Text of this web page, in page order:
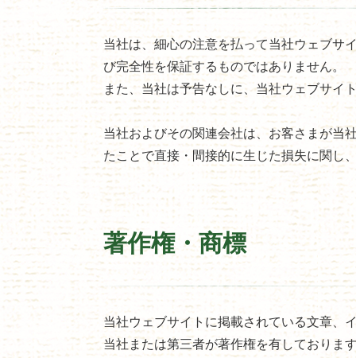
当社は、細心の注意を払って当社ウェブサ
び完全性を保証するものではありません。
また、当社は予告なしに、当社ウェブサイ
当社およびその関連会社は、お客さまが当
たことで直接・間接的に生じた損失に関し
著作権・商標
当社ウェブサイトに掲載されている文章、
当社または第三者が著作権を有しておりま